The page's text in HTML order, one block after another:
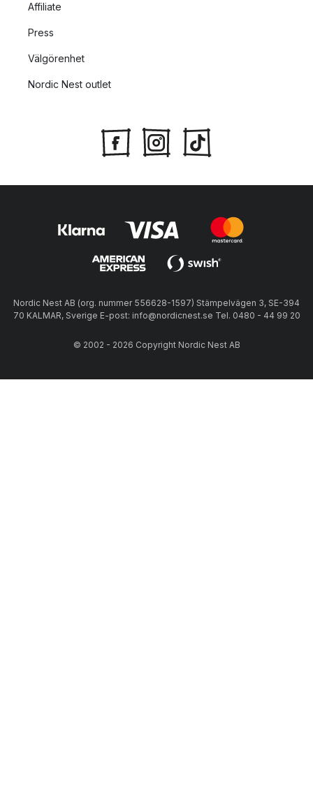
Affiliate
Press
Välgörenhet
Nordic Nest outlet
Nordic Nest AB (org. nummer 556628-1597) Stämpelvägen 3, SE-394
70 KALMAR, Sverige E-post: info@nordicnest.se Tel. 0480 - 44 99 20
© 2002 - 2026 Copyright Nordic Nest AB